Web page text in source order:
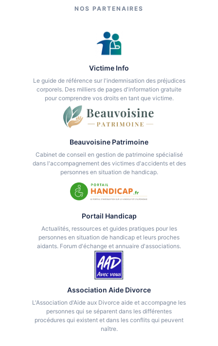
NOS PARTENAIRES
Victime Info
Le guide de référence sur l'indemnisation des préjudices
corporels. Des milliers de pages d'information gratuite
pour comprendre vos droits en tant que victime.
Beauvoisine Patrimoine
Cabinet de conseil en gestion de patrimoine spécialisé
dans l'accompagnement des victimes d'accidents et des
personnes en situation de handicap.
Portail Handicap
Actualités, ressources et guides pratiques pour les
personnes en situation de handicap et leurs proches
aidants. Forum d'échange et annuaire d'associations.
Association Aide Divorce
L'Association d'Aide aux Divorce aide et accompagne les
personnes qui se séparent dans les différentes
procédures qui existent et dans les conflits qui peuvent
naître.